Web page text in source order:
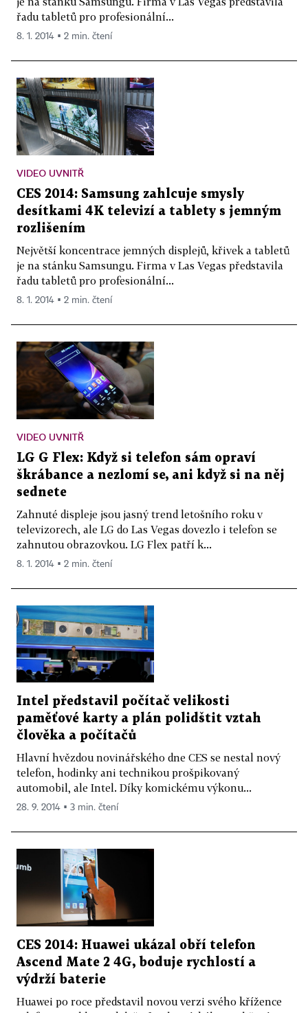
řadu tabletů pro profesionální...
8. 1. 2014 ▪ 2 min. čtení
VIDEO UVNITŘ
CES 2014: Samsung zahlcuje smysly
desítkami 4K televizí a tablety s jemným
rozlišením
Největší koncentrace jemných displejů, křivek a tabletů
je na stánku Samsungu. Firma v Las Vegas představila
řadu tabletů pro profesionální...
8. 1. 2014 ▪ 2 min. čtení
VIDEO UVNITŘ
LG G Flex: Když si telefon sám opraví
škrábance a nezlomí se, ani když si na něj
sednete
Zahnuté displeje jsou jasný trend letošního roku v
televizorech, ale LG do Las Vegas dovezlo i telefon se
zahnutou obrazovkou. LG Flex patří k...
8. 1. 2014 ▪ 2 min. čtení
Intel představil počítač velikosti
paměťové karty a plán polidštit vztah
člověka a počítačů
Hlavní hvězdou novinářského dne CES se nestal nový
telefon, hodinky ani technikou prošpikovaný
automobil, ale Intel. Díky komickému výkonu...
28. 9. 2014 ▪ 3 min. čtení
CES 2014: Huawei ukázal obří telefon
Ascend Mate 2 4G, boduje rychlostí a
výdrží baterie
Huawei po roce představil novou verzi svého křížence